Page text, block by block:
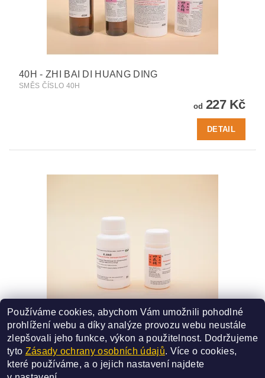
40H - ZHI BAI DI HUANG DING
SMĚS ČÍSLO 40H
od 227 Kč
DETAIL
91 - E JIAO
SMĚS ČÍSLO - 91
od450 Kč
Používáme cookies, abychom Vám umožnili pohodlné
prohlížení webu a díky analýze provozu webu neustále
zlepšovali jeho funkce, výkon a použitelnost. Dodržujeme
tyto Zásady ochrany osobních údajů. Více o cookies,
které používáme, a o jejich nastavení najdete